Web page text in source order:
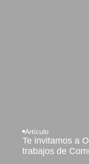
Artículo
Te invitamos a
trabajos de